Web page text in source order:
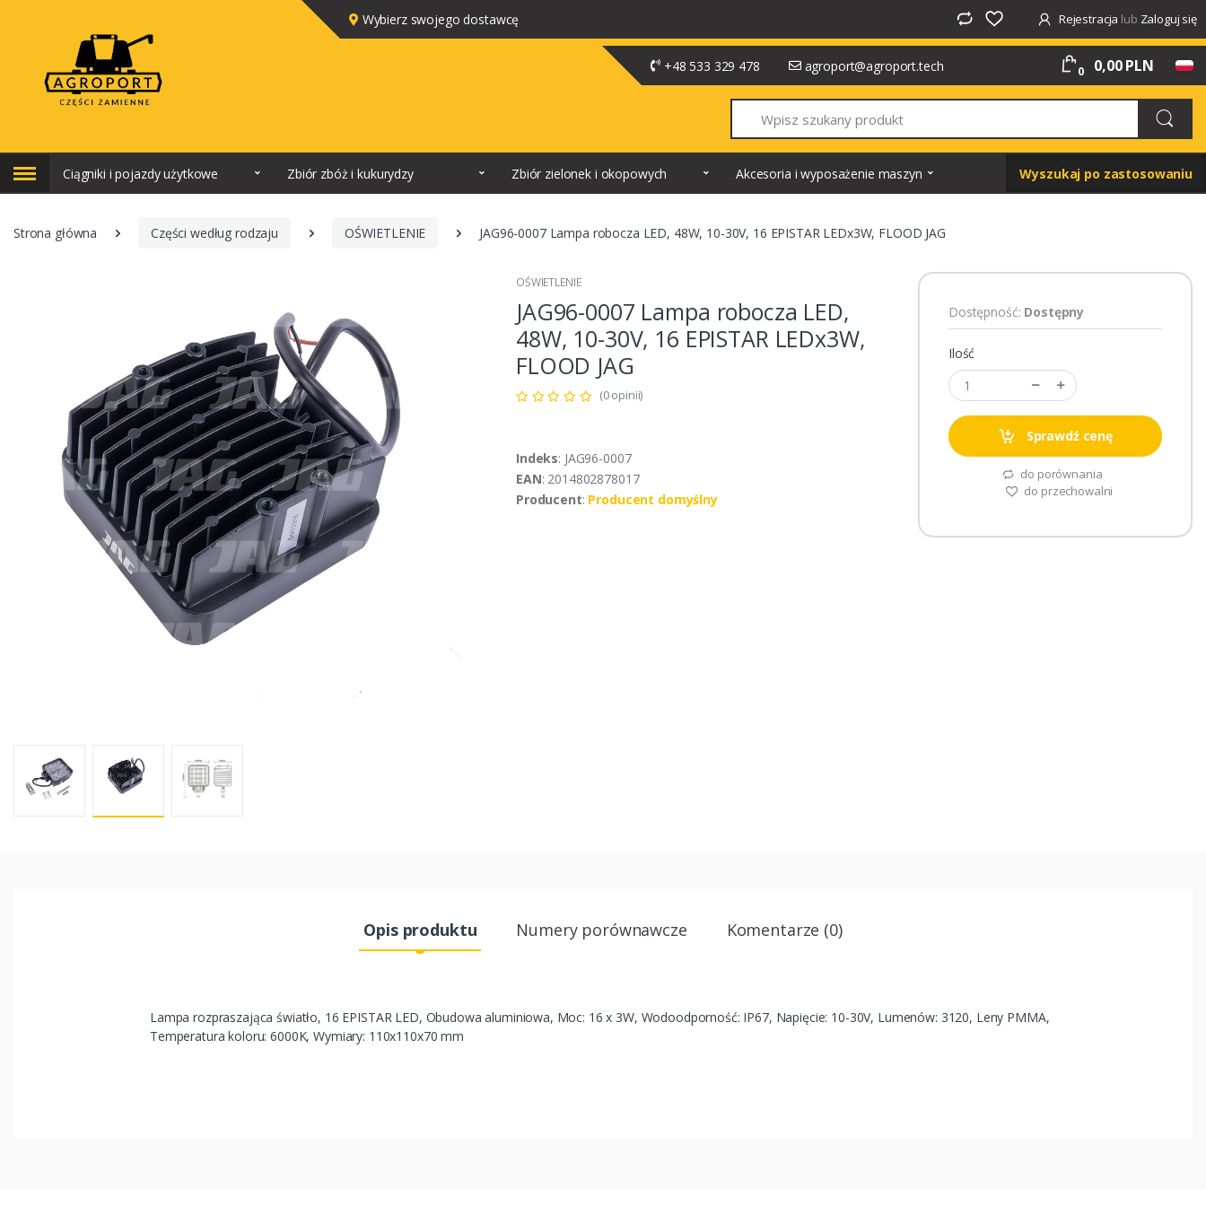
Wybierz swojego dostawcę Rejestracja lub Zaloguj się
+48 533 329 478 agroport@agroport.tech 0 0,00 PLN
Ciągniki i pojazdy użytkowe Zbiór zbóż i kukurydzy Zbiór zielonek i okopowych Akcesoria i wyposażenie maszyn Wyszukaj po zastosowaniu
Strona główna Części według rodzaju OŚWIETLENIE JAG96-0007 Lampa robocza LED, 48W, 10-30V, 16 EPISTAR LEDx3W, FLOOD JAG
OŚWIETLENIE
JAG96-0007 Lampa robocza LED,
48W, 10-30V, 16 EPISTAR LEDx3W,
FLOOD JAG
(0 opinii)
Indeks: JAG96-0007
EAN: 2014802878017
Producent: Producent domyślny
Dostępność: Dostępny
Ilość
Sprawdź cenę
do porównania
do przechowalni
Opis produktu Numery porównawcze Komentarze (0)
Lampa rozpraszająca światło, 16 EPISTAR LED, Obudowa aluminiowa, Moc: 16 x 3W, Wodoodporność: IP67, Napięcie: 10-30V, Lumenów: 3120, Leny PMMA,
Temperatura koloru: 6000K, Wymiary: 110x110x70 mm